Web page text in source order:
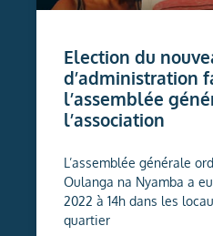
Election du
d’administration
l’assemblée
l’association
L’assemblée générale
Oulanga na Nyamba a
2022 à 14h dans les
quartier